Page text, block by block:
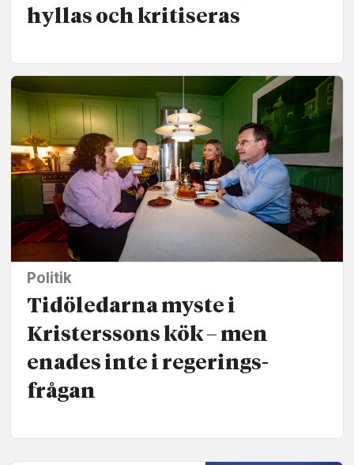
hyllas och kritiseras
Politik
Tidöledarna myste i
Kristerssons kök – men
enades inte i regerings­
frågan